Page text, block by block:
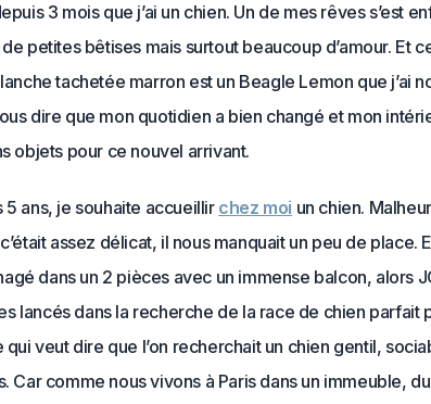
3 mois que j’ai un chien. Un de mes rêves s’est
petites bêtises mais surtout beaucoup d’amour. Et
tachetée marron est un Beagle Lemon que j’ai
dire que mon quotidien a bien changé et mon
objets pour ce nouvel arrivant.
5 ans, je souhaite accueillir chez moi un chien.
assez délicat, il nous manquait un peu de place.
dans un 2 pièces avec un immense balcon, alors
lancés dans la recherche de la race de chien parfait
qui veut dire que l’on recherchait un chien gentil,
Car comme nous vivons à Paris dans un immeuble,